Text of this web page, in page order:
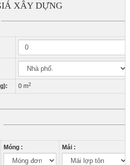
XÂY DỰNG
0 m2
Móng : Mái :